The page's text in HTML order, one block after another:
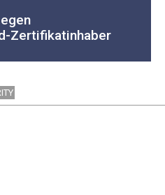
Zertifikatinhaber